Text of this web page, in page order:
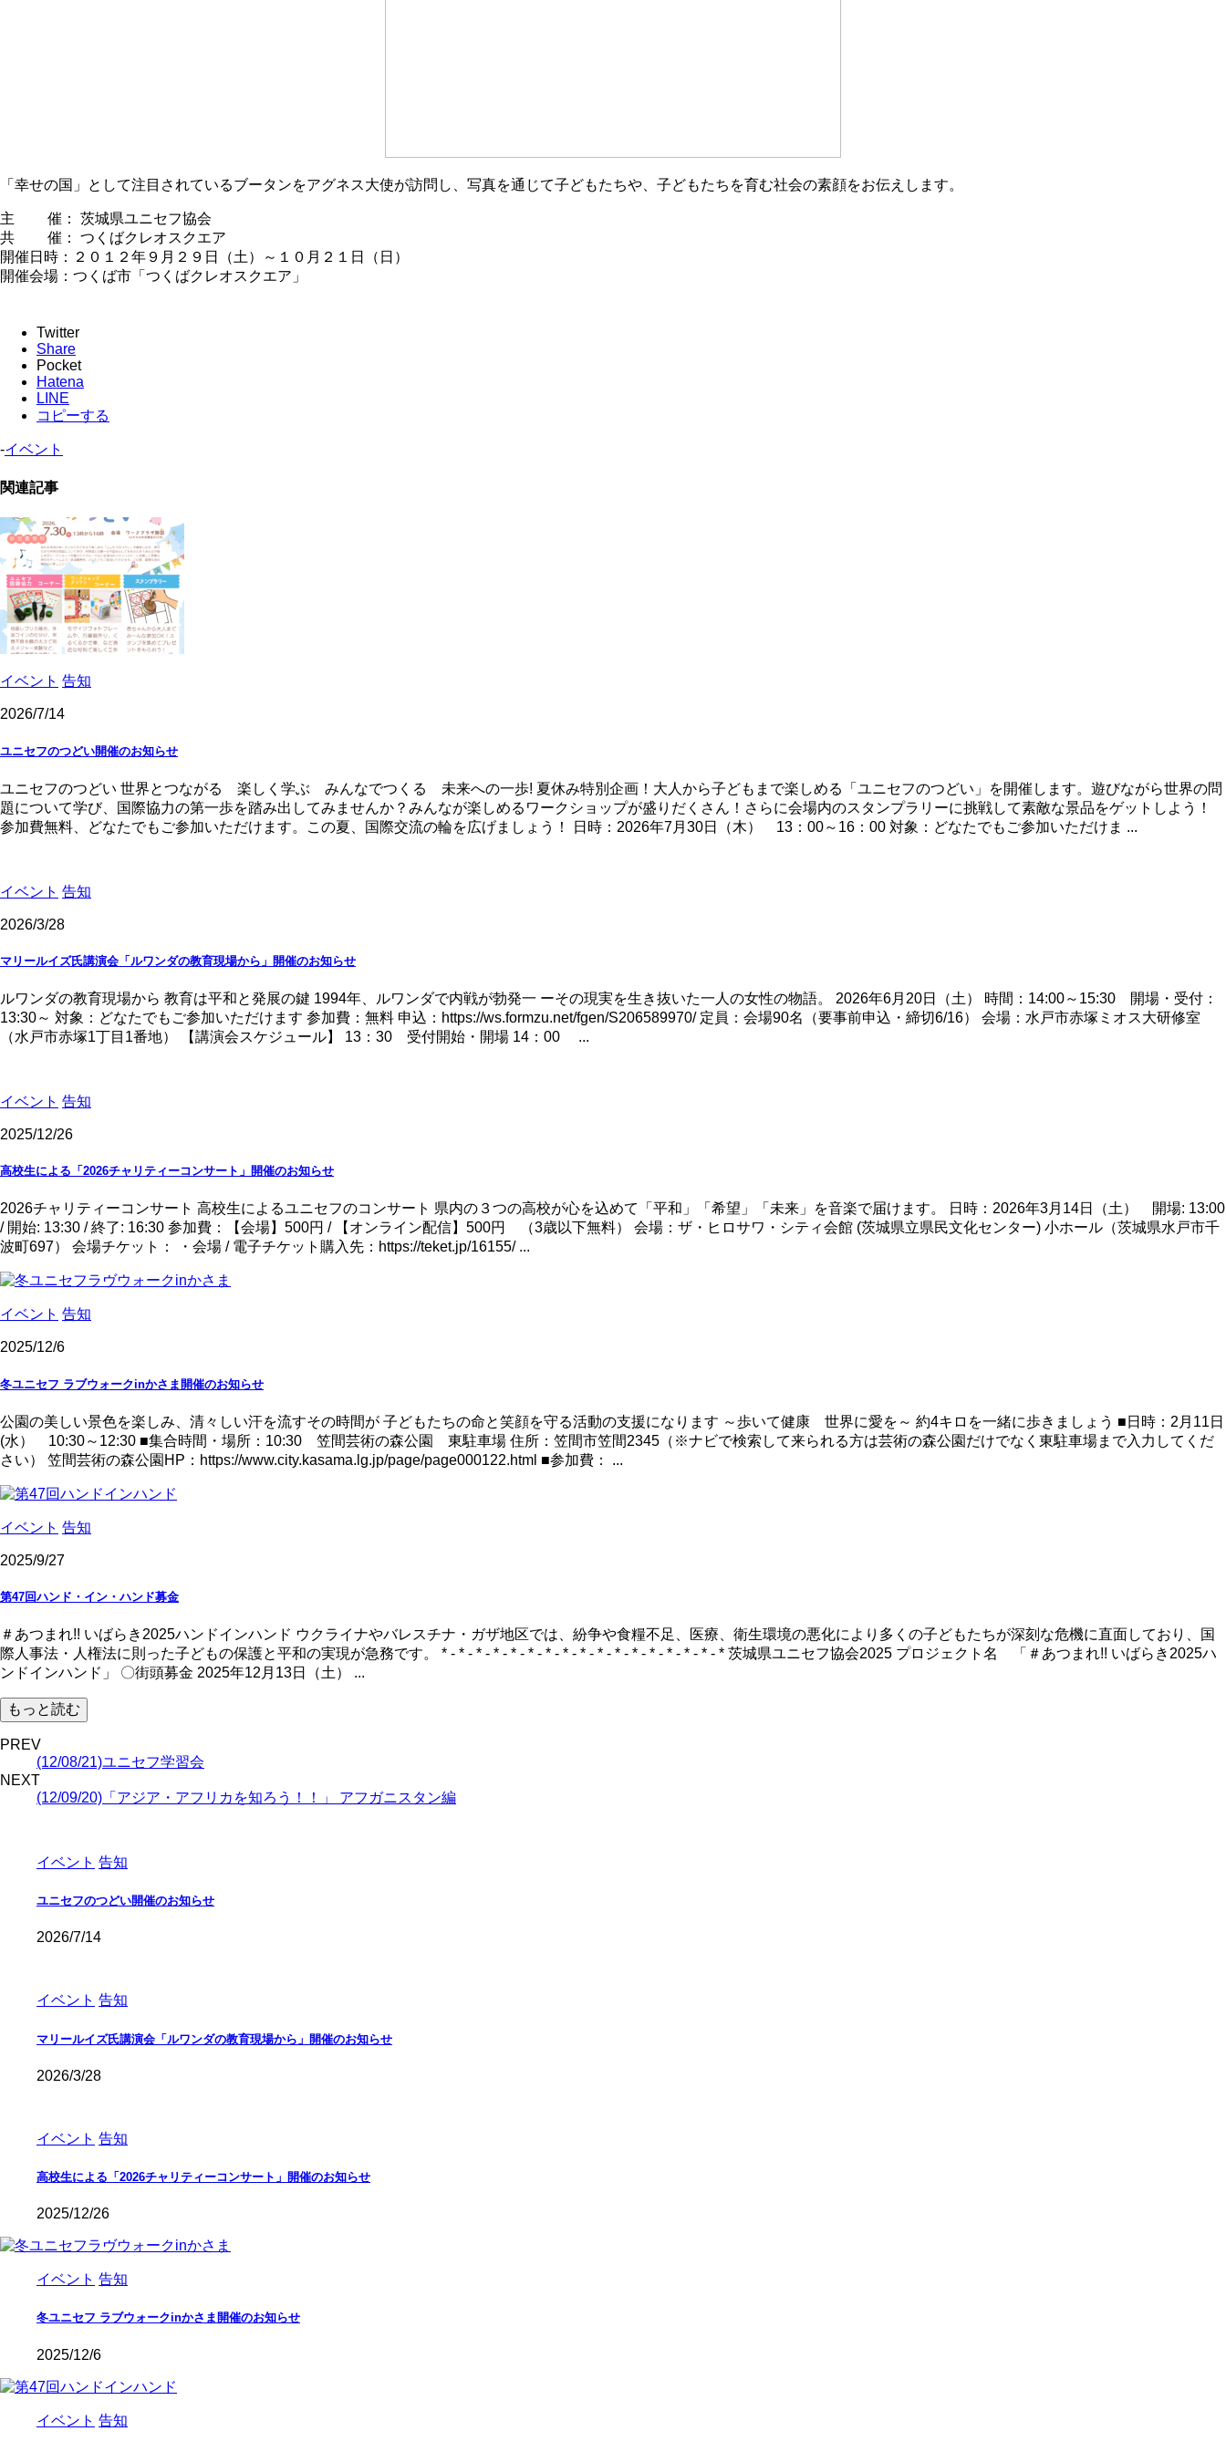
「幸せの国」として注目されているブータンをアグネス大使が訪問し、写真を通じて子どもたちや、子どもたちを育む社会の素顔をお伝えします。
主 催： 茨城県ユニセフ協会
共 催： つくばクレオスクエア
開催日時：２０１２年９月２９日（土）～１０月２１日（日）
開催会場：つくば市「つくばクレオスクエア」
Twitter
Share
Pocket
Hatena
LINE
コピーする
-イベント
関連記事
イベント 告知
2026/7/14
ユニセフのつどい開催のお知らせ
ユニセフのつどい 世界とつながる 楽しく学ぶ みんなでつくる 未来への一歩! 夏休み特別企画！大人から子どもまで楽しめる「ユニセフのつどい」を開催します。遊びながら世界の問
題について学び、国際協力の第一歩を踏み出してみませんか？みんなが楽しめるワークショップが盛りだくさん！さらに会場内のスタンプラリーに挑戦して素敵な景品をゲットしよう！
参加費無料、どなたでもご参加いただけます。この夏、国際交流の輪を広げましょう！ 日時：2026年7月30日（木） 13：00～16：00 対象：どなたでもご参加いただけま ...
イベント 告知
2026/3/28
マリールイズ氏講演会「ルワンダの教育現場から」開催のお知らせ
ルワンダの教育現場から 教育は平和と発展の鍵 1994年、ルワンダで内戦が勃発一 ーその現実を生き抜いた一人の女性の物語。 2026年6月20日（土） 時間：14:00～15:30 開場・受付：
13:30～ 対象：どなたでもご参加いただけます 参加費：無料 申込：https://ws.formzu.net/fgen/S206589970/ 定員：会場90名（要事前申込・締切6/16） 会場：水戸市赤塚ミオス大研修室
（水戸市赤塚1丁目1番地） 【講演会スケジュール】 13：30 受付開始・開場 14：00 ...
イベント 告知
2025/12/26
高校生による「2026チャリティーコンサート」開催のお知らせ
2026チャリティーコンサート 高校生によるユニセフのコンサート 県内の３つの高校が心を込めて「平和」「希望」「未来」を音楽で届けます。 日時：2026年3月14日（土） 開場: 13:00
/ 開始: 13:30 / 終了: 16:30 参加費：【会場】500円 / 【オンライン配信】500円 （3歳以下無料） 会場：ザ・ヒロサワ・シティ会館 (茨城県立県民文化センター) 小ホール（茨城県水戸市千
波町697） 会場チケット： ・会場 / 電子チケット購入先：https://teket.jp/16155/ ...
イベント 告知
2025/12/6
冬ユニセフ ラブウォークinかさま開催のお知らせ
公園の美しい景色を楽しみ、清々しい汗を流すその時間が 子どもたちの命と笑顔を守る活動の支援になります ～歩いて健康 世界に愛を～ 約4キロを一緒に歩きましょう ■日時：2月11日
(水） 10:30～12:30 ■集合時間・場所：10:30 笠間芸術の森公園 東駐車場 住所：笠間市笠間2345（※ナビで検索して来られる方は芸術の森公園だけでなく東駐車場まで入力してくだ
さい） 笠間芸術の森公園HP：https://www.city.kasama.lg.jp/page/page000122.html ■参加費： ...
イベント 告知
2025/9/27
第47回ハンド・イン・ハンド募金
＃あつまれ!! いばらき2025ハンドインハンド ウクライナやバレスチナ・ガザ地区では、紛争や食糧不足、医療、衛生環境の悪化により多くの子どもたちが深刻な危機に直面しており、国
際人事法・人権法に則った子どもの保護と平和の実現が急務です。 * - * - * - * - * - * - * - * - * - * - * - * - * - * - * - * - * 茨城県ユニセフ協会2025 プロジェクト名 「＃あつまれ!! いばらき2025ハ
ンドインハンド」 〇街頭募金 2025年12月13日（土） ...
もっと読む
PREV
(12/08/21)ユニセフ学習会
NEXT
(12/09/20)「アジア・アフリカを知ろう！！」 アフガニスタン編
イベント 告知
ユニセフのつどい開催のお知らせ
2026/7/14
イベント 告知
マリールイズ氏講演会「ルワンダの教育現場から」開催のお知らせ
2026/3/28
イベント 告知
高校生による「2026チャリティーコンサート」開催のお知らせ
2025/12/26
イベント 告知
冬ユニセフ ラブウォークinかさま開催のお知らせ
2025/12/6
イベント 告知